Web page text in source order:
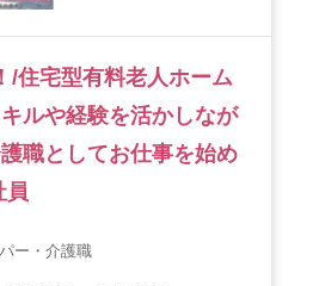
/住宅型有料老人ホーム
ルや経験を活かしなが
職としてお仕事を始め
員
ー・介護職